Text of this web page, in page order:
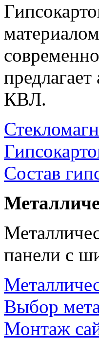
КВЛ.
Состав
панели с
Выбор
Монтаж